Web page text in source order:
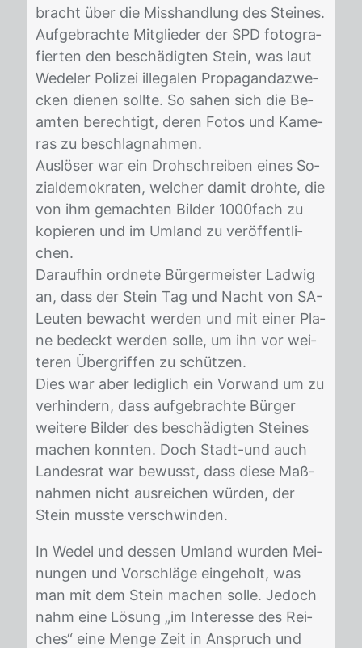
bracht über die Miss­hand­lung des Stei­nes.
Auf­ge­brach­te Mit­glie­der der SPD fo­to­gra­
fier­ten den be­schä­dig­ten Stein, was laut
We­de­ler Po­li­zei il­le­ga­len Pro­pa­gan­da­zwe­
cken die­nen soll­te. So sa­hen sich die Be­
am­ten be­rech­tigt, de­ren Fo­tos und Ka­me­
ras zu be­schlag­nah­men.
Aus­lö­ser war ein Droh­schrei­ben ei­nes So­
zi­al­de­mo­kra­ten, wel­cher da­mit droh­te, die
von ihm ge­mach­ten Bil­der 1000­fach zu
ko­pie­ren und im Um­land zu ver­öf­fent­li­
chen.
Dar­auf­hin ord­ne­te Bür­ger­meis­ter Lad­wig
an, dass der Stein Tag und Nacht von SA-
Leu­ten be­wacht wer­den und mit ei­ner Pla­
ne be­deckt wer­den sol­le, um ihn vor wei­
te­ren Überg­rif­fen zu schüt­zen.
Dies war aber le­dig­lich ein Vor­wand um zu
ver­hin­dern, dass auf­ge­brach­te Bür­ger
wei­te­re Bil­der des be­schä­dig­ten Stei­nes
ma­chen konn­ten. Doch Stadt-und auch
Lan­des­rat war be­wusst, dass die­se Maß­
nah­men nicht aus­rei­chen wür­den, der
Stein muss­te ver­schwin­den.
In We­del und des­sen Um­land wur­den Mei­
nun­gen und Vor­schlä­ge ein­ge­holt, was
man mit dem Stein ma­chen sol­le. Je­doch
nahm eine Lö­sung „im In­ter­es­se des Rei­
ches“ eine Men­ge Zeit in An­spruch und